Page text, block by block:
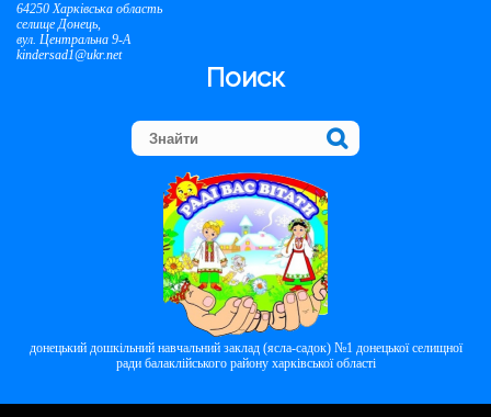
донецький дошкільний навчальний заклад (ясла-садок) №1 донецької селищної
ради балаклійського району харківської області
64250 Харківська область
селище Донець,
вул. Центральна 9-А
kindersad1@ukr.net
Поиск